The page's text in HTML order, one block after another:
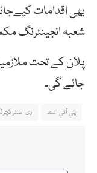
شعبہ انجینئرنگ
پلان کے تحت
جائے گی۔
پی آئی اے ری اسٹرکچرنگ